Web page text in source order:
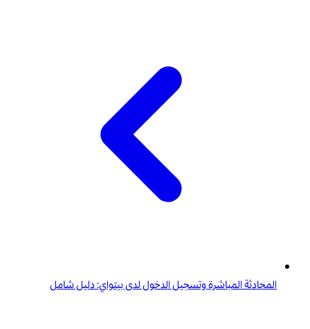
المحادثة المباشرة وتسجيل الدخول لدى بيتواي: دليل شامل